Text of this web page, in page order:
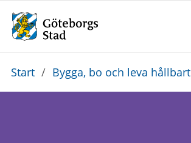
Du
är
Start / Bygga, bo och leva hållbart